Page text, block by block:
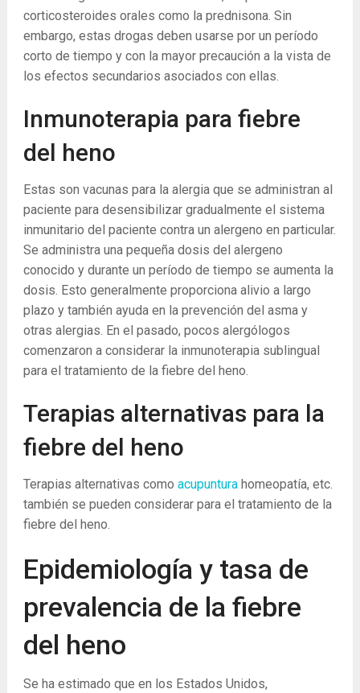
corticosteroides orales como la prednisona. Sin
embargo, estas drogas deben usarse por un período
corto de tiempo y con la mayor precaución a la vista de
los efectos secundarios asociados con ellas.
Inmunoterapia para fiebre
del heno
Estas son vacunas para la alergia que se administran al
paciente para desensibilizar gradualmente el sistema
inmunitario del paciente contra un alergeno en particular.
Se administra una pequeña dosis del alergeno
conocido y durante un período de tiempo se aumenta la
dosis. Esto generalmente proporciona alivio a largo
plazo y también ayuda en la prevención del asma y
otras alergias. En el pasado, pocos alergólogos
comenzaron a considerar la inmunoterapia sublingual
para el tratamiento de la fiebre del heno.
Terapias alternativas para la
fiebre del heno
Terapias alternativas como acupuntura homeopatía, etc.
también se pueden considerar para el tratamiento de la
fiebre del heno.
Epidemiología y tasa de
prevalencia de la fiebre
del heno
Se ha estimado que en los Estados Unidos,